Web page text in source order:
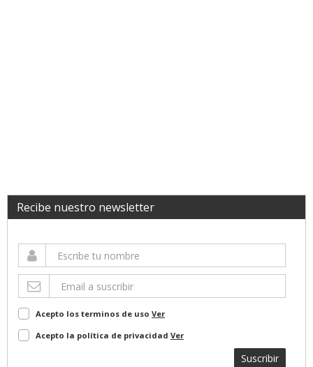
Recibe nuestro newsletter
Acepto los terminos de uso Ver
Acepto la política de privacidad Ver
Suscribir